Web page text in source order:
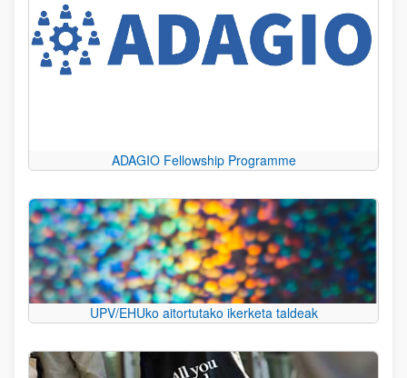
ADAGIO Fellowship Programme
UPV/EHUko aitortutako ikerketa taldeak